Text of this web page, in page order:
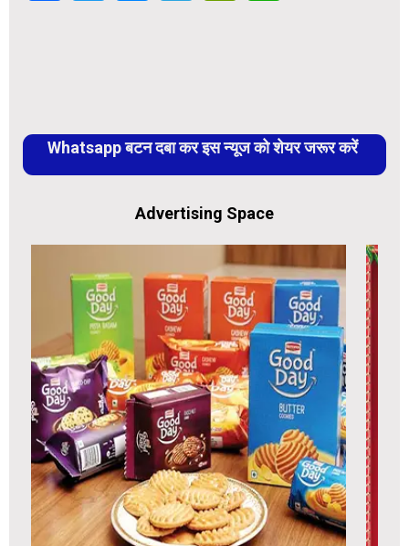
Whatsapp बटन दबा कर इस न्यूज को शेयर जरूर करें
Advertising Space